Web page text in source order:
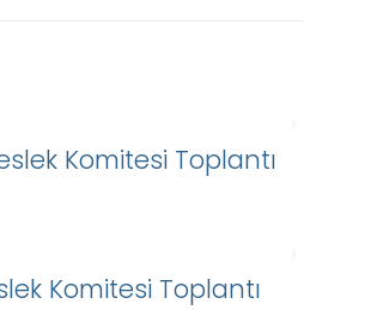
Komitesi Toplantı
Komitesi Toplantı